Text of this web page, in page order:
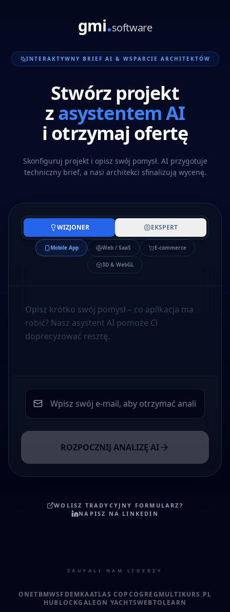
gmi software
INTERAKTYWNY BRIEF AI & WSPARCIE ARCHITEKTÓW
Stwórz projekt
zasystentem AI
i otrzymaj ofertę
Skonfiguruj projekt i opisz swój pomysł. AI przygotuje
techniczny brief, a nasi architekci sfinalizują wycenę.
WIZJONER EKSPERT
Mobile App Web / SaaS E-commerce
3D & WebGL
ROZPOCZNIJ ANALIZĘ AI
WOLISZ TRADYCYJNY FORMULARZ?
NAPISZ NA LINKEDIN
ZAUFALI NAM LIDERZY
ONETBMWSFDEMKAATLAS COPCOGREGMULTIKURS.PL
HUBLOCKGALEON YACHTSWEBTOLEARN